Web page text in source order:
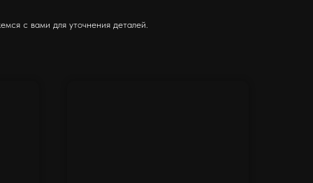
с вами для уточнения деталей.